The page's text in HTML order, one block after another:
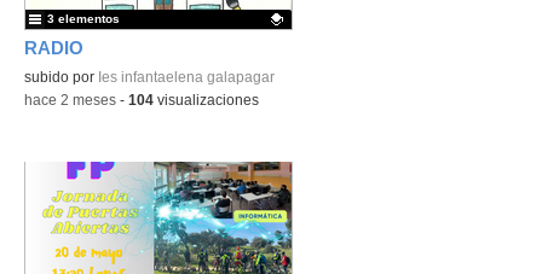
RADIO
Contenido educativo.
subido por Ies infantaelena galapagar
3 elementos
-hace 2 meses - 104 visualizaciones